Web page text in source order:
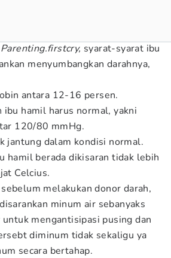
Parenting.firstcry, syarat-syarat ibu
menyumbangkan darahnya,
antara 12-16 persen.
ibu hamil harus normal, yakni
120/80 mmHg.
jantung dalam kondisi normal.
hamil berada dikisaran tidak lebih
Celcius.
melakukan donor darah,
minum air sebanyaks
mengantisipasi pusing dan
diminum tidak sekaligu ya
secara bertahap.